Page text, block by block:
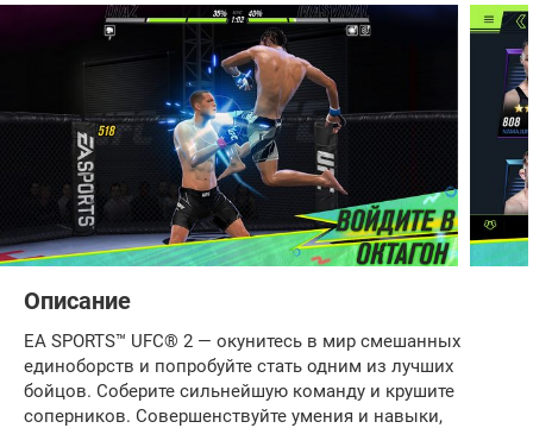
Описание
EA SPORTS™ UFC® 2 — окунитесь в мир смешанных
единоборств и попробуйте стать одним из лучших
бойцов. Соберите сильнейшую команду и крушите
соперников. Совершенствуйте умения и навыки,